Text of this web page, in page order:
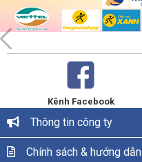
Kênh Facebook
Thông tin công ty
Chính sách & hướng dẫn